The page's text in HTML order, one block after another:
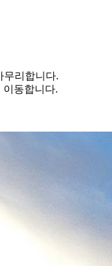
무리합니다.
이동합니다.